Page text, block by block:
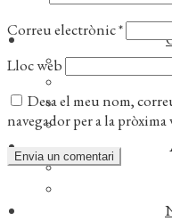
Correu electrònic*
Lloc web
Desa el meu nom,
navegador per a la